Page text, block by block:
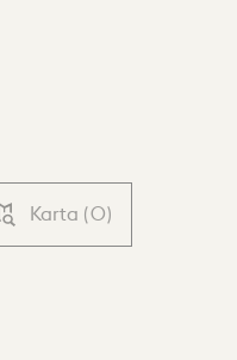
Karta (0)